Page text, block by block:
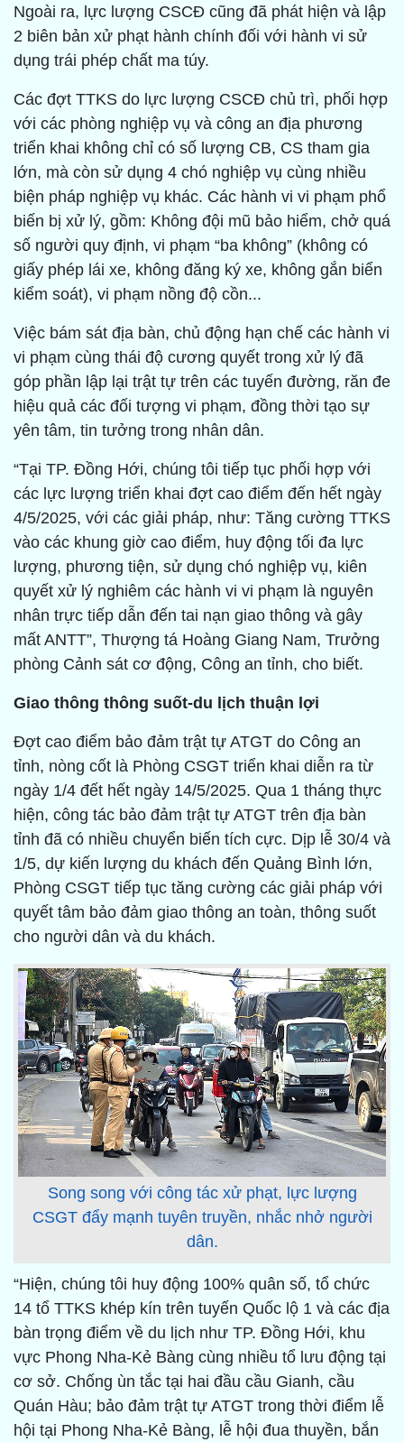
Ngoài ra, lực lượng CSCĐ cũng đã phát hiện và lập
2 biên bản xử phạt hành chính đối với hành vi sử
dụng trái phép chất ma túy.
Các đợt TTKS do lực lượng CSCĐ chủ trì, phối hợp
với các phòng nghiệp vụ và công an địa phương
triển khai không chỉ có số lượng CB, CS tham gia
lớn, mà còn sử dụng 4 chó nghiệp vụ cùng nhiều
biện pháp nghiệp vụ khác. Các hành vi vi phạm phổ
biến bị xử lý, gồm: Không đội mũ bảo hiểm, chở quá
số người quy định, vi phạm “ba không” (không có
giấy phép lái xe, không đăng ký xe, không gắn biển
kiểm soát), vi phạm nồng độ cồn...
Việc bám sát địa bàn, chủ động hạn chế các hành vi
vi phạm cùng thái độ cương quyết trong xử lý đã
góp phần lập lại trật tự trên các tuyến đường, răn đe
hiệu quả các đối tượng vi phạm, đồng thời tạo sự
yên tâm, tin tưởng trong nhân dân.
“Tại TP. Đồng Hới, chúng tôi tiếp tục phối hợp với
các lực lượng triển khai đợt cao điểm đến hết ngày
4/5/2025, với các giải pháp, như: Tăng cường TTKS
vào các khung giờ cao điểm, huy động tối đa lực
lượng, phương tiện, sử dụng chó nghiệp vụ, kiên
quyết xử lý nghiêm các hành vi vi phạm là nguyên
nhân trực tiếp dẫn đến tai nạn giao thông và gây
mất ANTT”, Thượng tá Hoàng Giang Nam, Trưởng
phòng Cảnh sát cơ động, Công an tỉnh, cho biết.
Giao thông thông suốt-du lịch thuận lợi
Đợt cao điểm bảo đảm trật tự ATGT do Công an
tỉnh, nòng cốt là Phòng CSGT triển khai diễn ra từ
ngày 1/4 đết hết ngày 14/5/2025. Qua 1 tháng thực
hiện, công tác bảo đảm trật tự ATGT trên địa bàn
tỉnh đã có nhiều chuyển biến tích cực. Dịp lễ 30/4 và
1/5, dự kiến lượng du khách đến Quảng Bình lớn,
Phòng CSGT tiếp tục tăng cường các giải pháp với
quyết tâm bảo đảm giao thông an toàn, thông suốt
cho người dân và du khách.
Song song với công tác xử phạt, lực lượng
CSGT đẩy mạnh tuyên truyền, nhắc nhở người
dân.
“Hiện, chúng tôi huy động 100% quân số, tổ chức
14 tổ TTKS khép kín trên tuyến Quốc lộ 1 và các địa
bàn trọng điểm về du lịch như TP. Đồng Hới, khu
vực Phong Nha-Kẻ Bàng cùng nhiều tổ lưu động tại
cơ sở. Chống ùn tắc tại hai đầu cầu Gianh, cầu
Quán Hàu; bảo đảm trật tự ATGT trong thời điểm lễ
hội tại Phong Nha-Kẻ Bàng, lễ hội đua thuyền, bắn